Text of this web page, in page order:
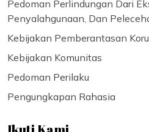
Pedoman Perlindungan Dari
Penyalahgunaan, Dan
Kebijakan Pemberantasan
Kebijakan Komunitas
Pedoman Perilaku
Pengungkapan Rahasia